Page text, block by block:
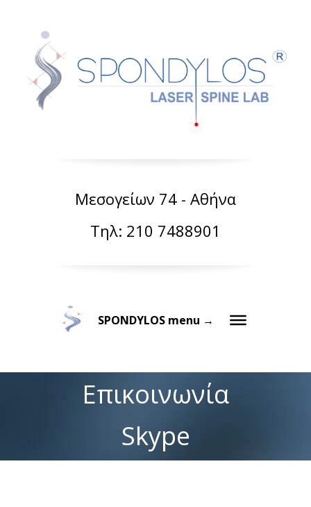
Μεσογείων 74 - Αθήνα
Τηλ: 210 7488901
SPONDYLOS menu →
Επικοινωνία
Skype